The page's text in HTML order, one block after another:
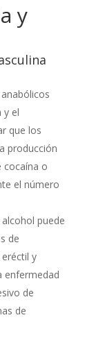
y
y el
que los
producción
cocaína o
el número
puede
de
y
enfermedad
de
de